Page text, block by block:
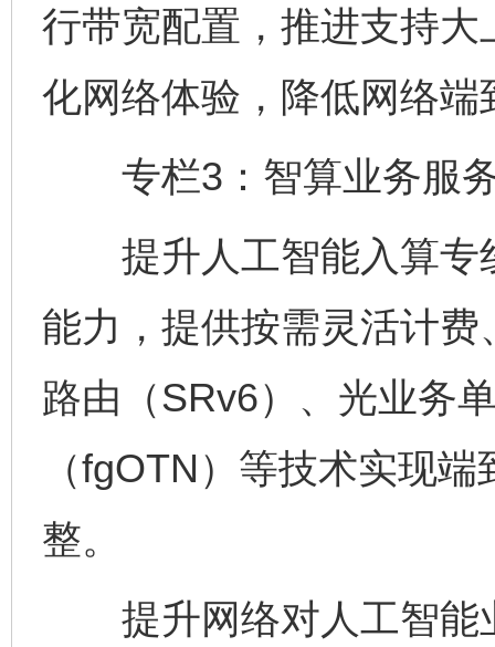
行带宽配置，推进支持
化网络体验，降低网络端
专栏3：智算业务服务
提升人工智能入算专
能力，提供按需灵活计
路由（SRv6）、光业务
（fgOTN）等技术实现
整。
提升网络对人工智能